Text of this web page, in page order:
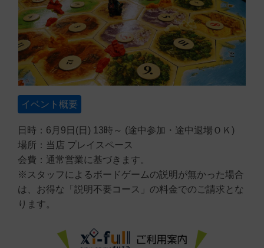
イベント概要
日時：6月9日(日) 13時～ (途中参加・途中退場ＯＫ)
場所：当店 プレイスペース
会費：通常営業に基づきます。
※スタッフによるボードゲームの説明が無かった場合
は、お得な「説明不要コース」の料金でのご請求とな
ります。